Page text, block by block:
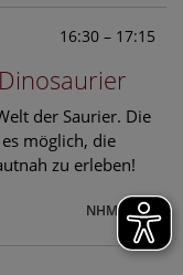
16:30 – 17:15
der Saurier. Die
möglich, die
zu erleben!
NHM WIEN